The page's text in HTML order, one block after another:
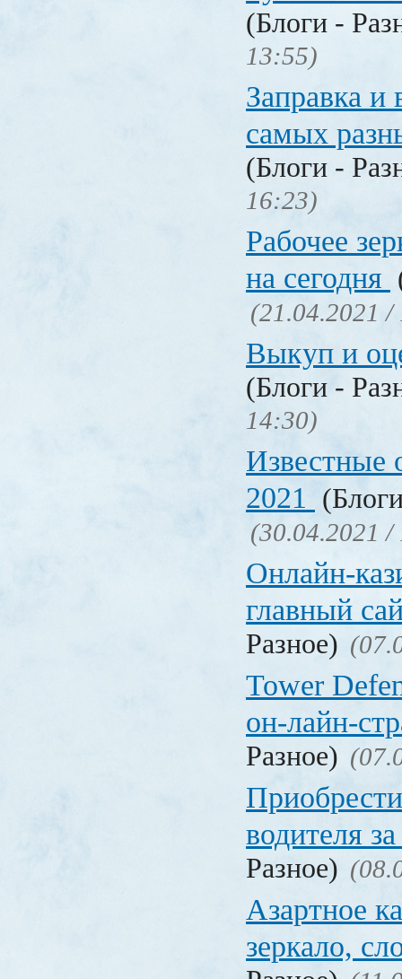
(Блоги -
13:55)
Заправка и
самых
(Блоги -
16:23)
Рабочее
на сегодня
(21.04.2021 /
Выкуп и
(Блоги -
14:30)
Известные
2021
(30.04.2021 /
Онлайн-
главный
Разное)
Tower
он-лайн-
Разное)
водителя
Разное)
Азартное
зеркало,